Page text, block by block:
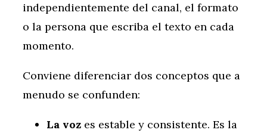
independientemente del canal, el formato
o la persona que escriba el texto en cada
momento.
Conviene diferenciar dos conceptos que a
menudo se confunden:
La voz es estable y consistente. Es la